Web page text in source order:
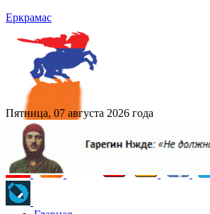
Еркрамас
Пятница, 07 августа 2026 года